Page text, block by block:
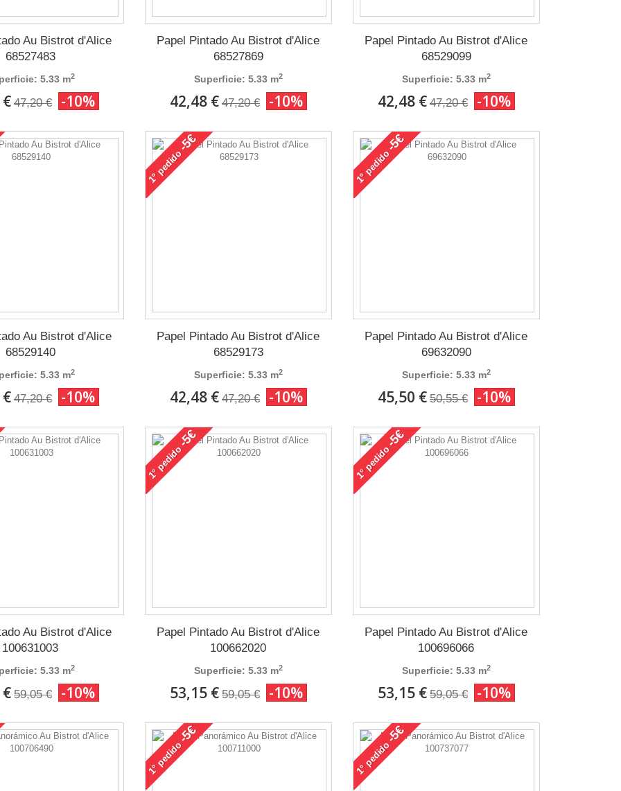
Au Bistrot d'Alice
68527483
5.33 m2
47,20 € -10%
Papel Pintado Au Bistrot d'Alice
68527869
Superficie: 5.33 m2
42,48 € 47,20 € -10%
Papel Pintado Au Bistrot d'Alice
68529099
Superficie: 5.33 m2
42,48 € 47,20 € -10%
Au Bistrot d'Alice
68529140
5.33 m2
47,20 € -10%
1°
pedido
-5€
Papel Pintado Au Bistrot d'Alice
68529173
Superficie: 5.33 m2
42,48 € 47,20 € -10%
1°
pedido
-5€
Papel Pintado Au Bistrot d'Alice
69632090
Superficie: 5.33 m2
45,50 € 50,55 € -10%
Au Bistrot d'Alice
100631003
5.33 m2
59,05 € -10%
1°
pedido
-5€
Papel Pintado Au Bistrot d'Alice
100662020
Superficie: 5.33 m2
53,15 € 59,05 € -10%
1°
pedido
-5€
Papel Pintado Au Bistrot d'Alice
100696066
Superficie: 5.33 m2
53,15 € 59,05 € -10%
1°
pedido
-5€
1°
pedido
-5€